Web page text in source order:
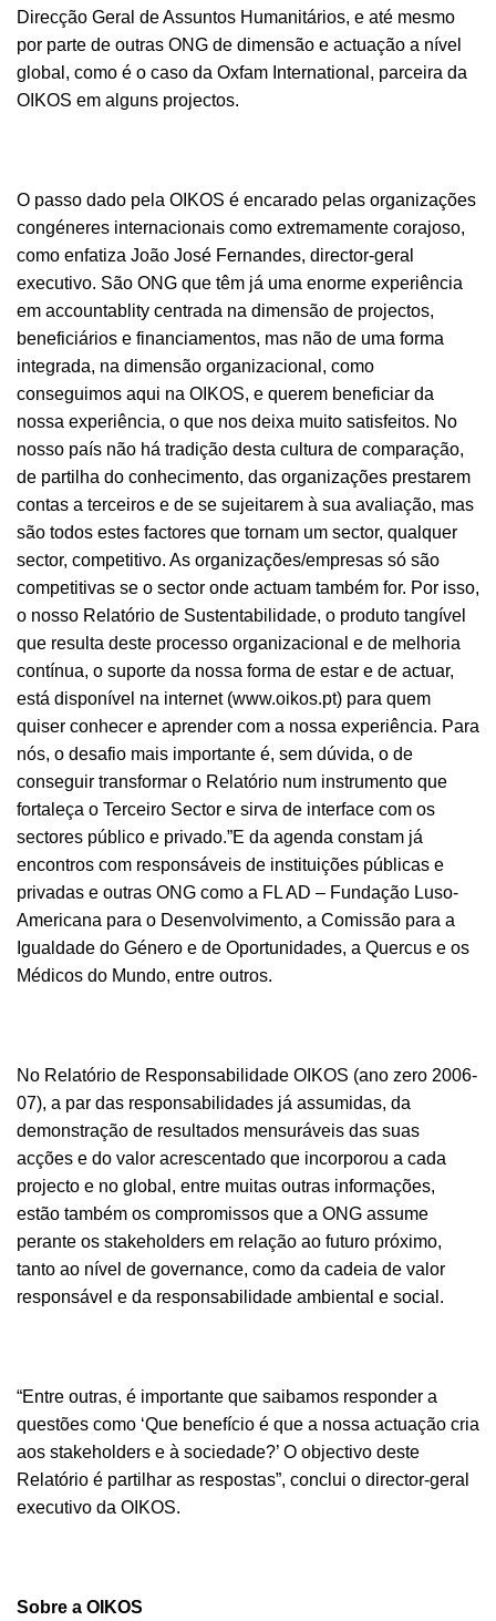
Direcção Geral de Assuntos Humanitários, e até mesmo
por parte de outras ONG de dimensão e actuação a nível
global, como é o caso da Oxfam International, parceira da
OIKOS em alguns projectos.
O passo dado pela OIKOS é encarado pelas organizações
congéneres internacionais como extremamente corajoso,
como enfatiza João José Fernandes, director-geral
executivo. São ONG que têm já uma enorme experiência
em accountablity centrada na dimensão de projectos,
beneficiários e financiamentos, mas não de uma forma
integrada, na dimensão organizacional, como
conseguimos aqui na OIKOS, e querem beneficiar da
nossa experiência, o que nos deixa muito satisfeitos. No
nosso país não há tradição desta cultura de comparação,
de partilha do conhecimento, das organizações prestarem
contas a terceiros e de se sujeitarem à sua avaliação, mas
são todos estes factores que tornam um sector, qualquer
sector, competitivo. As organizações/empresas só são
competitivas se o sector onde actuam também for. Por isso,
o nosso Relatório de Sustentabilidade, o produto tangível
que resulta deste processo organizacional e de melhoria
contínua, o suporte da nossa forma de estar e de actuar,
está disponível na internet (www.oikos.pt) para quem
quiser conhecer e aprender com a nossa experiência. Para
nós, o desafio mais importante é, sem dúvida, o de
conseguir transformar o Relatório num instrumento que
fortaleça o Terceiro Sector e sirva de interface com os
sectores público e privado.”E da agenda constam já
encontros com responsáveis de instituições públicas e
privadas e outras ONG como a FL AD – Fundação Luso-
Americana para o Desenvolvimento, a Comissão para a
Igualdade do Género e de Oportunidades, a Quercus e os
Médicos do Mundo, entre outros.
No Relatório de Responsabilidade OIKOS (ano zero 2006-
07), a par das responsabilidades já assumidas, da
demonstração de resultados mensuráveis das suas
acções e do valor acrescentado que incorporou a cada
projecto e no global, entre muitas outras informações,
estão também os compromissos que a ONG assume
perante os stakeholders em relação ao futuro próximo,
tanto ao nível de governance, como da cadeia de valor
responsável e da responsabilidade ambiental e social.
“Entre outras, é importante que saibamos responder a
questões como ‘Que benefício é que a nossa actuação cria
aos stakeholders e à sociedade?’ O objectivo deste
Relatório é partilhar as respostas”, conclui o director-geral
executivo da OIKOS.
Sobre a OIKOS